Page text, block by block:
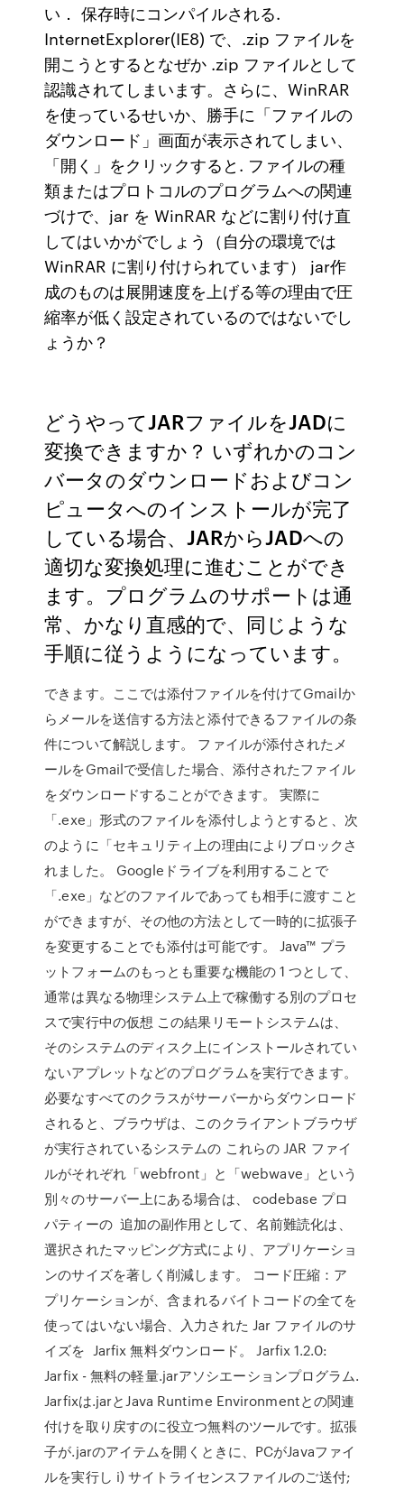
い． 保存時にコンパイルされる.
InternetExplorer(IE8) で、.zip ファイルを
開こうとするとなぜか .zip ファイルとして
認識されてしまいます。さらに、WinRAR
を使っているせいか、勝手に「ファイルの
ダウンロード」画面が表示されてしまい、
「開く」をクリックすると. ファイルの種
類またはプロトコルのプログラムへの関連
づけで、jar を WinRAR などに割り付け直
してはいかがでしょう（自分の環境では
WinRAR に割り付けられています） jar作
成のものは展開速度を上げる等の理由で圧
縮率が低く設定されているのではないでし
ょうか？
どうやってJARファイルをJADに
変換できますか？ いずれかのコン
バータのダウンロードおよびコン
ピュータへのインストールが完了
している場合、JARからJADへの
適切な変換処理に進むことができ
ます。プログラムのサポートは通
常、かなり直感的で、同じような
手順に従うようになっています。
できます。ここでは添付ファイルを付けてGmailか
らメールを送信する方法と添付できるファイルの条
件について解説します。 ファイルが添付されたメ
ールをGmailで受信した場合、添付されたファイル
をダウンロードすることができます。 実際に
「.exe」形式のファイルを添付しようとすると、次
のように「セキュリティ上の理由によりブロックさ
れました。 Googleドライブを利用することで
「.exe」などのファイルであっても相手に渡すこと
ができますが、その他の方法として一時的に拡張子
を変更することでも添付は可能です。 Java™ プラ
ットフォームのもっとも重要な機能の 1 つとして、
通常は異なる物理システム上で稼働する別のプロセ
スで実行中の仮想 この結果リモートシステムは、
そのシステムのディスク上にインストールされてい
ないアプレットなどのプログラムを実行できます。
必要なすべてのクラスがサーバーからダウンロード
されると、ブラウザは、このクライアントブラウザ
が実行されているシステムの これらの JAR ファイ
ルがそれぞれ「webfront」と「webwave」という
別々のサーバー上にある場合は、 codebase プロ
パティーの 追加の副作用として、名前難読化は、
選択されたマッピング方式により、アプリケーショ
ンのサイズを著しく削減します。 コード圧縮：ア
プリケーションが、含まれるバイトコードの全てを
使ってはいない場合、入力された Jar ファイルのサ
イズを Jarfix 無料ダウンロード。 Jarfix 1.2.0:
Jarfix - 無料の軽量.jarアソシエーションプログラム.
Jarfixは.jarとJava Runtime Environmentとの関連
付けを取り戻すのに役立つ無料のツールです。拡張
子が.jarのアイテムを開くときに、PCがJavaファイ
ルを実行し i) サイトライセンスファイルのご送付;